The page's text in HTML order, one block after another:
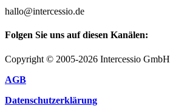
hallo@intercessio.de
Folgen Sie uns auf diesen Kanälen:
Copyright © 2005-2026 Intercessio GmbH
AGB
Datenschutzerklärung